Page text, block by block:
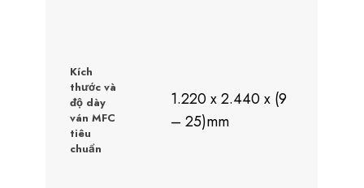
Kích
thước và
độ dày
ván MFC
tiêu
chuẩn
1.220 x 2.440 x (9
– 25)mm